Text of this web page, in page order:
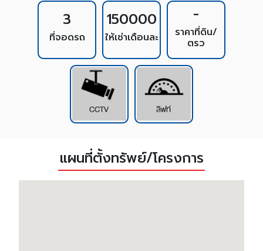
3
ที่จอดรถ
150000
ให้เช่าเดือนละ
-
ราคาที่ดิน/
ตรว
แผนที่ตั้งทรัพย์/โครงการ